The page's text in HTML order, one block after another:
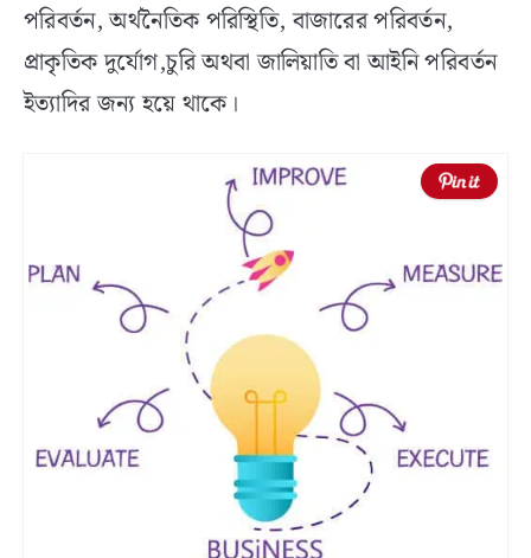
পরিবর্তন, অর্থনৈতিক পরিস্থিতি, বাজারের পরিবর্তন,
প্রাকৃতিক দুর্যোগ,চুরি অথবা জালিয়াতি বা আইনি পরিবর্তন
ইত্যাদির জন্য হয়ে থাকে।